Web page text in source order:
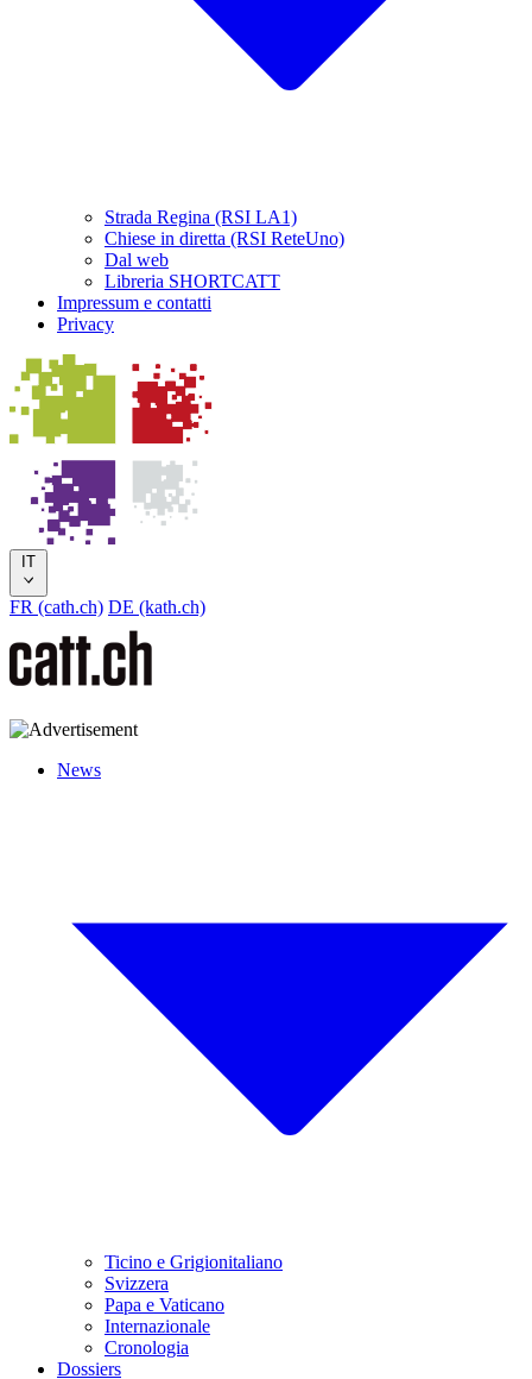
Strada Regina (RSI LA1)
Chiese in diretta (RSI ReteUno)
Dal web
Libreria SHORTCATT
Impressum e contatti
Privacy
IT
FR (cath.ch) DE (kath.ch)
News
Ticino e Grigionitaliano
Svizzera
Papa e Vaticano
Internazionale
Cronologia
Dossiers